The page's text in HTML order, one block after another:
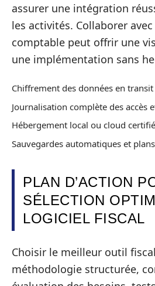
assurer une intégration
les activités. Collaborer
comptable peut offrir une
une implémentation sans
Chiffrement des données en
Journalisation complète des accès
Hébergement local ou cloud
Sauvegardes automatiques et
PLAN D’ACTION
SÉLECTION
LOGICIEL FISCAL
Choisir le meilleur outil
méthodologie structurée,